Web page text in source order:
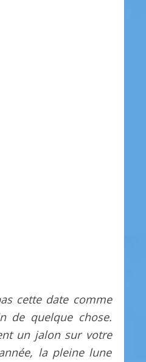
cette date comme
de quelque chose.
un jalon sur votre
la pleine lune